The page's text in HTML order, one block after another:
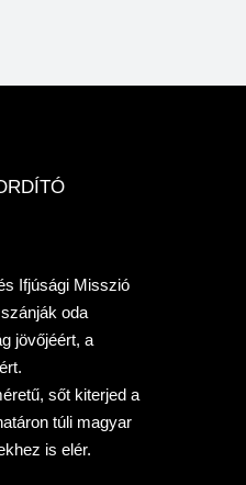
Ifjúsági Misszió
oda
jövőjéért, a
sőt kiterjed a
túli magyar
is elér.